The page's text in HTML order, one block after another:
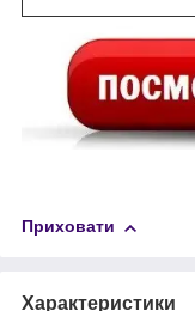
Приховати
Характеристики